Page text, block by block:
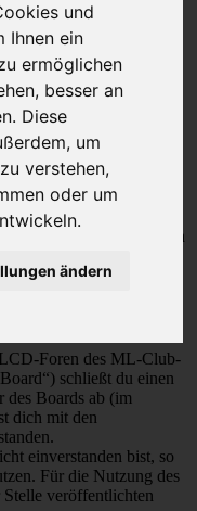
und
Ihnen ein
ermöglichen
besser an
Diese
um
verstehen,
oder um
ändern
ML-Club-
des ML-Club-
wird zwischen
Regelungen
Foren des ML-Club-
schließt du einen
des Boards ab (im
dich mit den
einverstanden bist, so
Für die Nutzung des
veröffentlichten